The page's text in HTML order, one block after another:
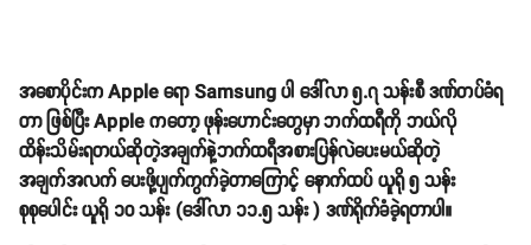
အစောပိုင်းက Apple ရော Samsung ပါ ဒေါ်လာ ၅.၇ သန်းစီ ဒဏ်တပ်ခံရ
တာ ဖြစ်ပြီး Apple ကတော့ ဖုန်းဟောင်းတွေမှာ ဘက်ထရီကို ဘယ်လို
ထိန်းသိမ်းရတယ်ဆိုတဲ့အချက်နဲ့ဘက်ထရီအစားပြန်လဲပေးမယ်ဆိုတဲ့
အချက်အလက် ပေးဖို့ပျက်ကွက်ခဲ့တာကြောင့် နောက်ထပ် ယူရို ၅ သန်း
စုစုပေါင်း ယူရို ၁၀ သန်း (ဒေါ်လာ ၁၁.၅ သန်း ) ဒဏ်ရိုက်ခံခဲ့ရတာပါ။